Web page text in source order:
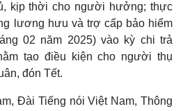
kịp thời cho người hưởng; thực
lương hưu và trợ cấp bảo hiểm
02 năm 2025) vào kỳ chi trả
tạo điều kiện cho người thụ
đón Tết.
Đài Tiếng nói Việt Nam, Thông